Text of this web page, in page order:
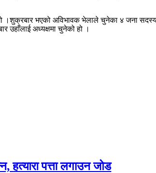
।शुक्रबार भएको अविभावक भेलाले चुनेका ४ जना
उहाँलाई अध्यक्षमा चुनेको हो ।
हत्यारा पत्ता लगाउन जोड